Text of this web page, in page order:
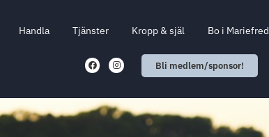
Handla Tjänster Kropp & själ Bo i Mariefred
Bli medlem/sponsor!